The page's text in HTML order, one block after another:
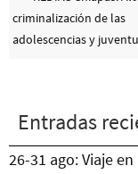
criminalización de las
adolescencias y
Entradas
26-31 ago: Viaje